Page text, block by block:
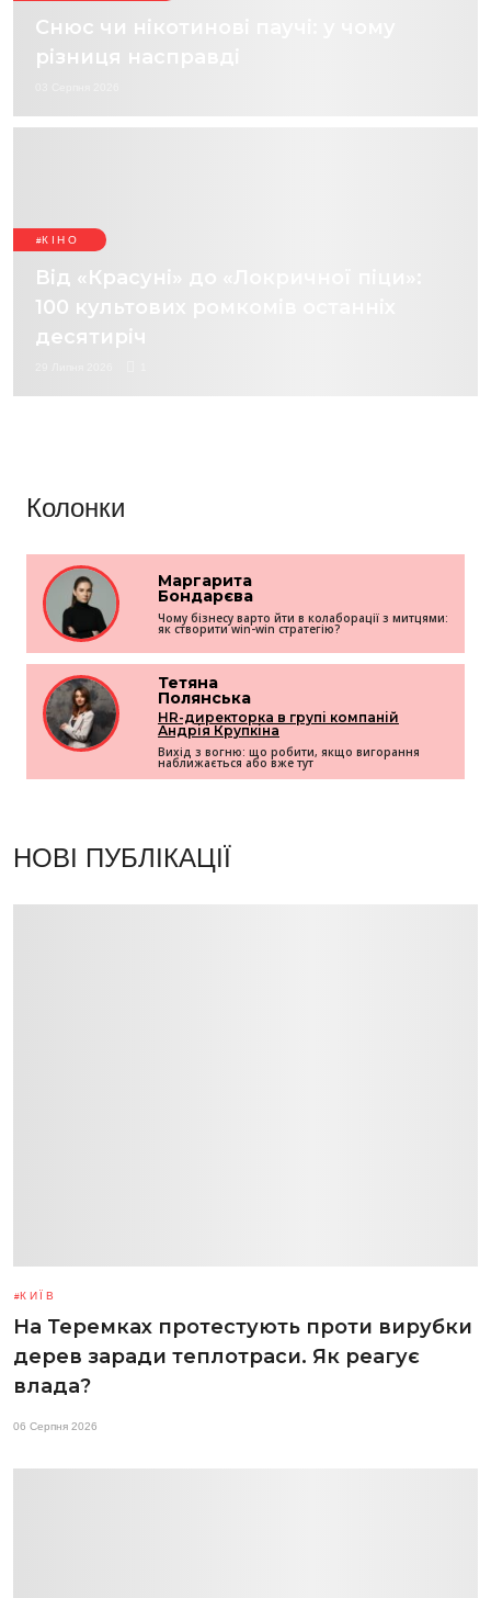
Снюс чи нікотинові паучі: у чому
різниця насправді
КІНО
Від «Красуні» до «Локричної піци»:
100 культових ромкомів останніх
десятиріч
Колонки
Маргарита
Бондарєва
Чому бізнесу варто йти в колаборації з митцями:
як створити win-win стратегію?
Тетяна
Полянська
HR-директорка в групі компаній
Андрія Крупкіна
Вихід з вогню: що робити, якщо вигорання
наближається або вже тут
НОВІ ПУБЛІКАЦІЇ
КИЇВ
На Теремках протестують проти вирубки
дерев заради теплотраси. Як реагує
влада?
06 Серпня 2026